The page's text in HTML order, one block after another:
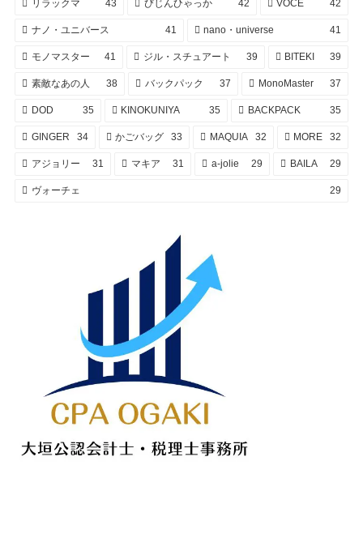
リラックマ 43 びじんひゃっか 42 VOCE 42
ナノ・ユニバース 41 nano・universe 41
モノマスター 41 ジル・スチュアート 39 BITEKI 39
素敵なあの人 38 バックパック 37 MonoMaster 37
DOD 35 KINOKUNIYA 35 BACKPACK 35
GINGER 34 かごバッグ 33 MAQUIA 32 MORE 32
アジョリー 31 マキア 31 a-jolie 29 BAILA 29
ヴォーチェ 29